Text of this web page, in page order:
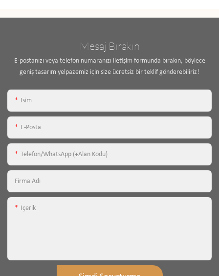
Mesaj Bırakın
E-postanızı veya telefon numaranızı iletişim formunda bırakın, böylece
geniş tasarım yelpazemiz için size ücretsiz bir teklif gönderebiliriz!
Isim
E-Posta
Telefon/WhatsApp (+alan Kodu)
Firma Adı
Içerik